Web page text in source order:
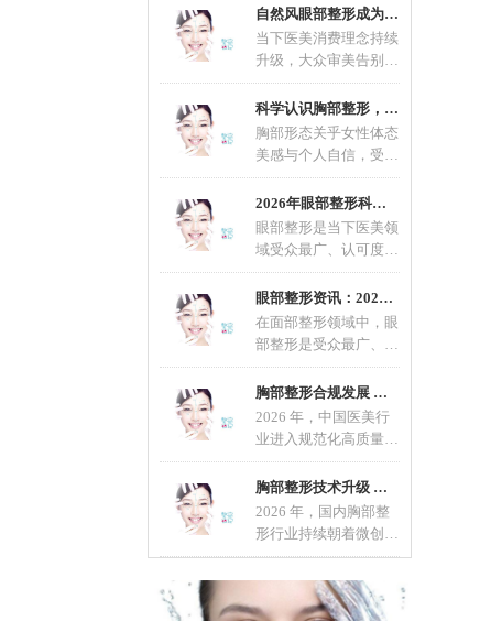
眼部抗衰不再是中老年
群
自然风眼部整形成为主流 精细化术式适配不同
当下医美消费理念持续
升级，大众审美告别过
去夸张网红款造型，自
然风眼部整形一跃成为科学认识胸部整形，理性塑造优美体态
胸部形态关乎女性体态
美感与个人自信，受先
天发育、年龄增长、生
育哺乳等因素影响，不
2026年眼部整形科普：适配不同眼型的整形方案
眼部整形是当下医美领
域受众最广、认可度最
高的轻整形项目，也是
改善眼部形态、优化五
眼部整形资讯：2026眼部整形流行趋势，自然定
在面部整形领域中，眼
部整形是受众最广、精
细度要求最高的项目，
直接影响面部整体颜值
胸部整形合规发展 科学变美成行业共识
2026 年，中国医美行
业进入规范化高质量发
展新阶段，胸部整形作
为热门项目，在技术、
材料
胸部整形技术升级 微创自然成主流选择
2026 年，国内胸部整
形行业持续朝着微创、
安全、自然、个性化方
向发展。随着医美规范